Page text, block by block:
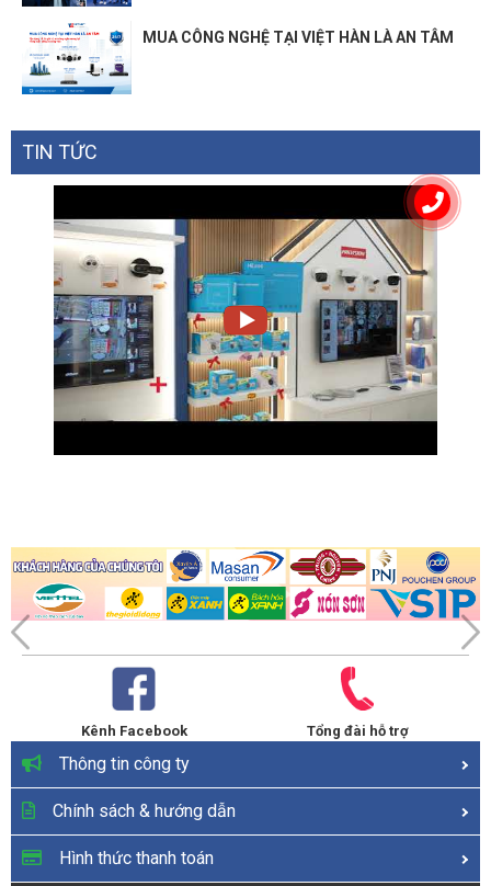
MUA CÔNG NGHỆ TẠI VIỆT HÀN LÀ AN TÂM
TIN TỨC
Kênh Facebook Tổng đài hỗ trợ
Thông tin công ty
Chính sách & hướng dẫn
Hình thức thanh toán